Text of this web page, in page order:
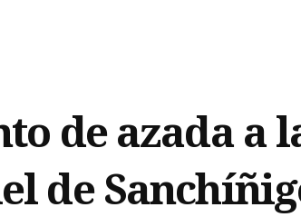
de azada a
de